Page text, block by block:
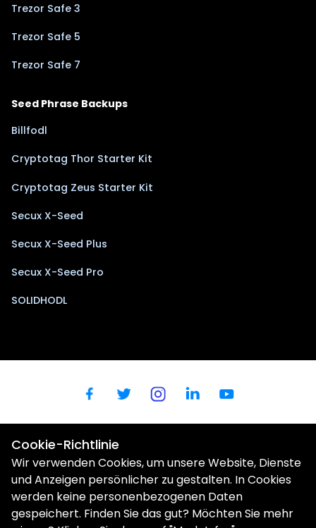
Trezor Safe 3
Trezor Safe 5
Trezor Safe 7
Seed Phrase Backups
Billfodl
Cryptotag Thor Starter Kit
Cryptotag Zeus Starter Kit
Secux X-Seed
Secux X-Seed Plus
Secux X-Seed Pro
SOLIDHODL
Wir verwenden Cookies, um Ihre Benutzerfreundlichkeit zu
Cookie-Richtlinie
Wir verwenden Cookies, um unsere Website, Dienste
und Anzeigen persönlicher zu gestalten. In Cookies
werden keine personenbezogenen Daten
gespeichert. Finden Sie das gut? Möchten Sie mehr